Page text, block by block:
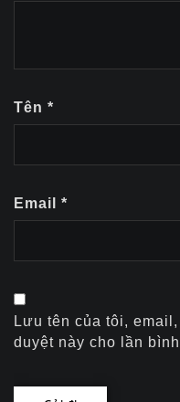
Tên *
Email *
Lưu tên của tôi,
duyệt này cho lần